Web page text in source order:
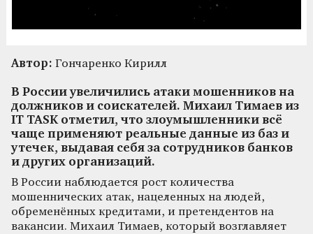
Автор: Гончаренко Кирилл
В России увеличились атаки мошенников на
должников и соискателей. Михаил Тимаев из
IT TASK отметил, что злоумышленники всё
чаще применяют реальные данные из баз и
утечек, выдавая себя за сотрудников банков
и других организаций.
В России наблюдается рост количества
мошеннических атак, нацеленных на людей,
обременённых кредитами, и претендентов на
вакансии. Михаил Тимаев, который возглавляет